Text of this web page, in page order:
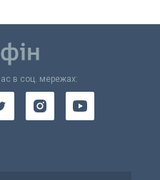
в соц. мережах: